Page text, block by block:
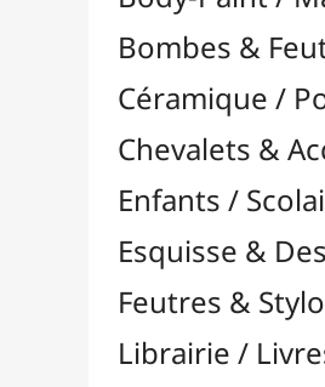
Feutres & Stylos
Librairie / Livres
Loisirs Créatifs
Accessoires en Bois
Accessoires en Plastique
Accessoires pour Bijoux
Aiguilles & Couture

Agrafeuses Simples et Murales
Aimants
Bougies
Boutons & Button Press